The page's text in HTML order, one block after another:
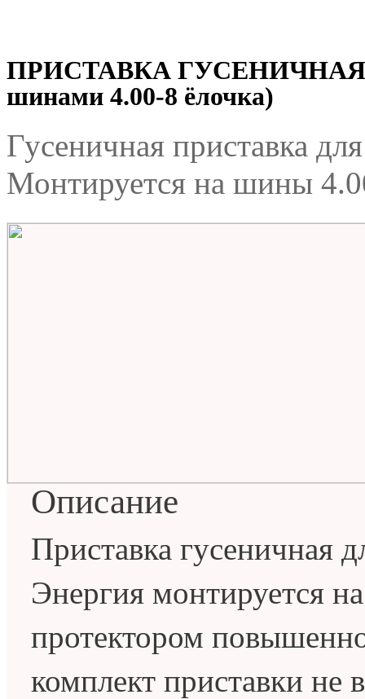
ПРИСТАВКА ГУСЕНИЧНАЯ
шинами 4.00-8 ёлочка)
Гусеничная приставка
Монтируется на шины
Описание
Приставка гусеничная
Энергия монтируется
протектором
комплект приставки не